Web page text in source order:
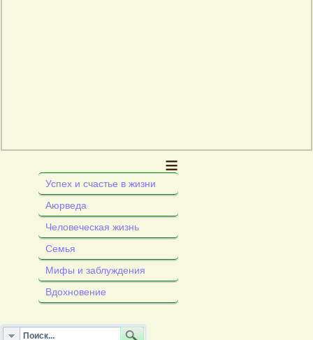
≡
Успех и счастье в жизни
Аюрведа
Человеческая жизнь
Семья
Мифы и заблуждения
Вдохновение